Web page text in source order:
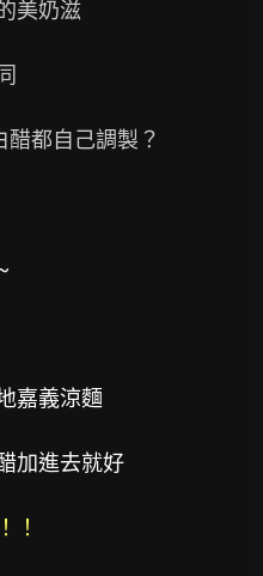
美奶滋
都自己調製？
嘉義涼麵
加進去就好
！